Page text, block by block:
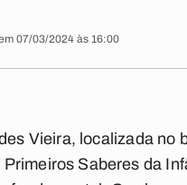
07/03/2024 às 16:00
Vieira, localizada no
Saberes da